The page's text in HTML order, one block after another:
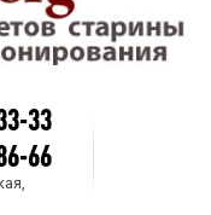
33
66